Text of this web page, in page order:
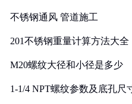
不锈钢通风 管道施工
201不锈钢重量计算方法大全
M20螺纹大径和小径是多少
1-1/4 NPT螺纹参数及底孔尺